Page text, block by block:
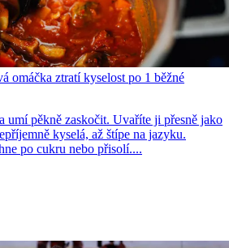
omáčka ztratí kyselost po 1 běžné
umí pěkně zaskočit. Uvaříte ji přesně jako
kyselá, až štípe na jazyku.
po cukru nebo přisolí....